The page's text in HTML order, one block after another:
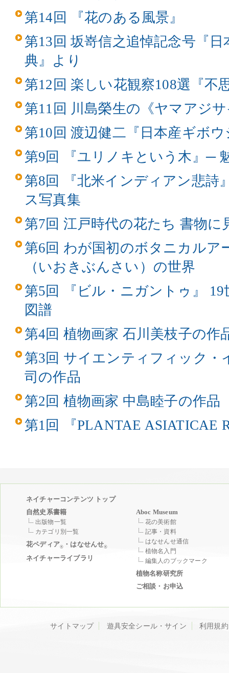
第14回 『花のある風景』
第13回 坂嵜信之追悼記念号『
典』より
第12回 楽しい花観察108選『不
第11回 川島榮生の《ヤマアジ
第10回 渡辺健二『日本産ギボ
第9回 『ユリノキという木』─
第8回 『北米インディアン悲詩
ス写真集
第7回 江戸時代の花たち 書物に
第6回 わが国初のボタニカルア
（いおきぶんさい）の世界
第5回 『ビル・ニガントゥ』
図譜
第4回 植物画家 石川美枝子の作
第3回 サイエンティフィック・
司の作品
第2回 植物画家 中島睦子の作品
第1回 『PLANTAE ASIATICAE
ネイチャーコンテンツ トップ
自然史系書籍
出版物一覧
カテゴリ別一覧
花ペディア® ・はなせんせ®
ネイチャーライブラリ
Aboc Museum
花の美術館
記事・資料
はなせんせ通信
植物名入門
編集人のブックマーク
植物名称研究所
ご相談・お申込
サイトマップ 遊具安全シール・サイン 利用規約